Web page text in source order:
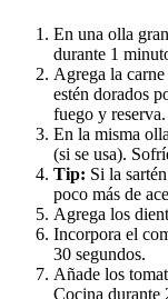
En una olla
durante 1
Agrega la
estén dorados
fuego y reserva.
En la misma
(si se usa).
Tip: Si la
poco más de
Agrega los
Incorpora el
30 segundos.
Añade los
Cocina durante